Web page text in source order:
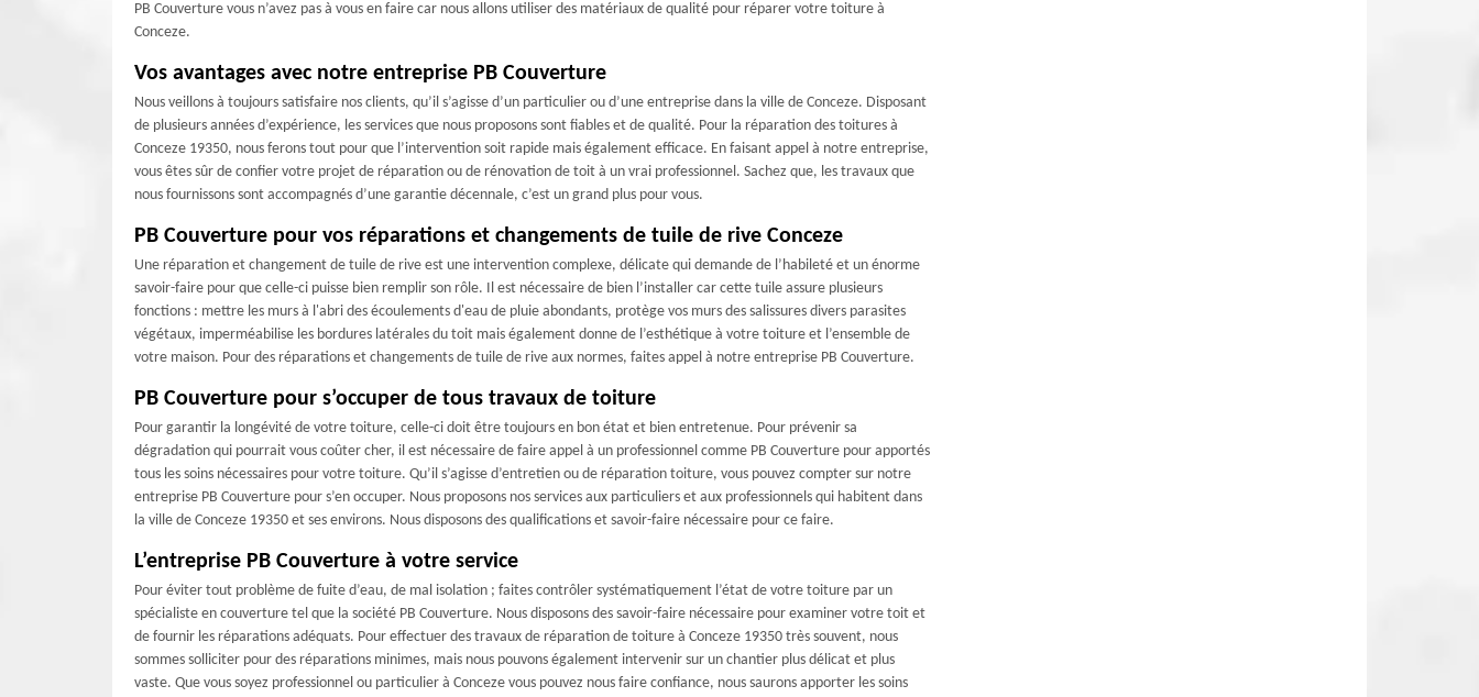
PB Couverture vous n’avez pas à vous en faire car nous allons utiliser des matériaux de qualité pour réparer votre toiture à
Conceze.
Vos avantages avec notre entreprise PB Couverture
Nous veillons à toujours satisfaire nos clients, qu’il s’agisse d’un particulier ou d’une entreprise dans la ville de Conceze. Disposant
de plusieurs années d’expérience, les services que nous proposons sont fiables et de qualité. Pour la réparation des toitures à
Conceze 19350, nous ferons tout pour que l’intervention soit rapide mais également efficace. En faisant appel à notre entreprise,
vous êtes sûr de confier votre projet de réparation ou de rénovation de toit à un vrai professionnel. Sachez que, les travaux que
nous fournissons sont accompagnés d’une garantie décennale, c’est un grand plus pour vous.
PB Couverture pour vos réparations et changements de tuile de rive Conceze
Une réparation et changement de tuile de rive est une intervention complexe, délicate qui demande de l’habileté et un énorme
savoir-faire pour que celle-ci puisse bien remplir son rôle. Il est nécessaire de bien l’installer car cette tuile assure plusieurs
fonctions : mettre les murs à l'abri des écoulements d'eau de pluie abondants, protège vos murs des salissures divers parasites
végétaux, imperméabilise les bordures latérales du toit mais également donne de l’esthétique à votre toiture et l’ensemble de
votre maison. Pour des réparations et changements de tuile de rive aux normes, faites appel à notre entreprise PB Couverture.
PB Couverture pour s’occuper de tous travaux de toiture
Pour garantir la longévité de votre toiture, celle-ci doit être toujours en bon état et bien entretenue. Pour prévenir sa
dégradation qui pourrait vous coûter cher, il est nécessaire de faire appel à un professionnel comme PB Couverture pour apportés
tous les soins nécessaires pour votre toiture. Qu’il s’agisse d’entretien ou de réparation toiture, vous pouvez compter sur notre
entreprise PB Couverture pour s’en occuper. Nous proposons nos services aux particuliers et aux professionnels qui habitent dans
la ville de Conceze 19350 et ses environs. Nous disposons des qualifications et savoir-faire nécessaire pour ce faire.
L’entreprise PB Couverture à votre service
Pour éviter tout problème de fuite d’eau, de mal isolation ; faites contrôler systématiquement l’état de votre toiture par un
spécialiste en couverture tel que la société PB Couverture. Nous disposons des savoir-faire nécessaire pour examiner votre toit et
de fournir les réparations adéquats. Pour effectuer des travaux de réparation de toiture à Conceze 19350 très souvent, nous
sommes solliciter pour des réparations minimes, mais nous pouvons également intervenir sur un chantier plus délicat et plus
vaste. Que vous soyez professionnel ou particulier à Conceze vous pouvez nous faire confiance, nous saurons apporter les soins